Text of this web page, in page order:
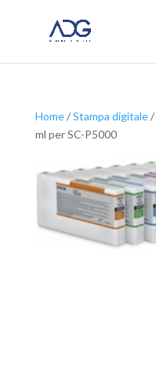
Home/Stampa digitale/
ml per SC-P5000